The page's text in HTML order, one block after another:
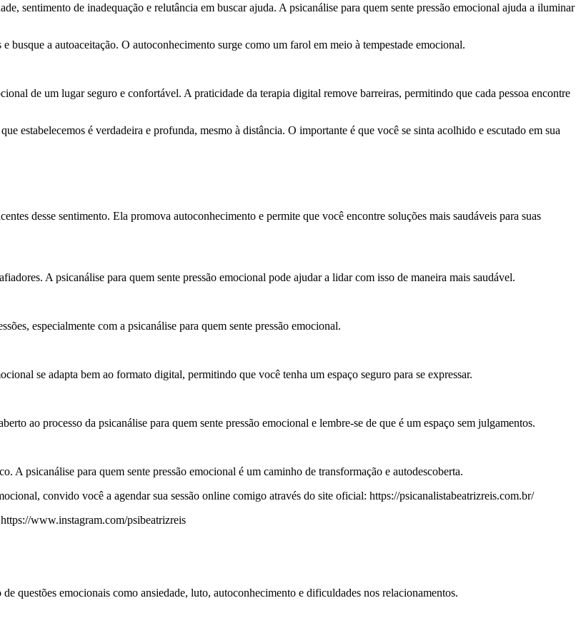
sentimento de inadequação e relutância em buscar ajuda. A psicanálise para quem sente pressão emocional ajuda a iluminar
busque a autoaceitação. O autoconhecimento surge como um farol em meio à tempestade emocional.
de um lugar seguro e confortável. A praticidade da terapia digital remove barreiras, permitindo que cada pessoa encontre
estabelecemos é verdadeira e profunda, mesmo à distância. O importante é que você se sinta acolhido e escutado em sua
desse sentimento. Ela promova autoconhecimento e permite que você encontre soluções mais saudáveis para suas
A psicanálise para quem sente pressão emocional pode ajudar a lidar com isso de maneira mais saudável.
especialmente com a psicanálise para quem sente pressão emocional.
se adapta bem ao formato digital, permitindo que você tenha um espaço seguro para se expressar.
ao processo da psicanálise para quem sente pressão emocional e lembre-se de que é um espaço sem julgamentos.
A psicanálise para quem sente pressão emocional é um caminho de transformação e autodescoberta.
convido você a agendar sua sessão online comigo através do site oficial: https://psicanalistabeatrizreis.com.br/
www.instagram.com/psibeatrizreis
questões emocionais como ansiedade, luto, autoconhecimento e dificuldades nos relacionamentos.